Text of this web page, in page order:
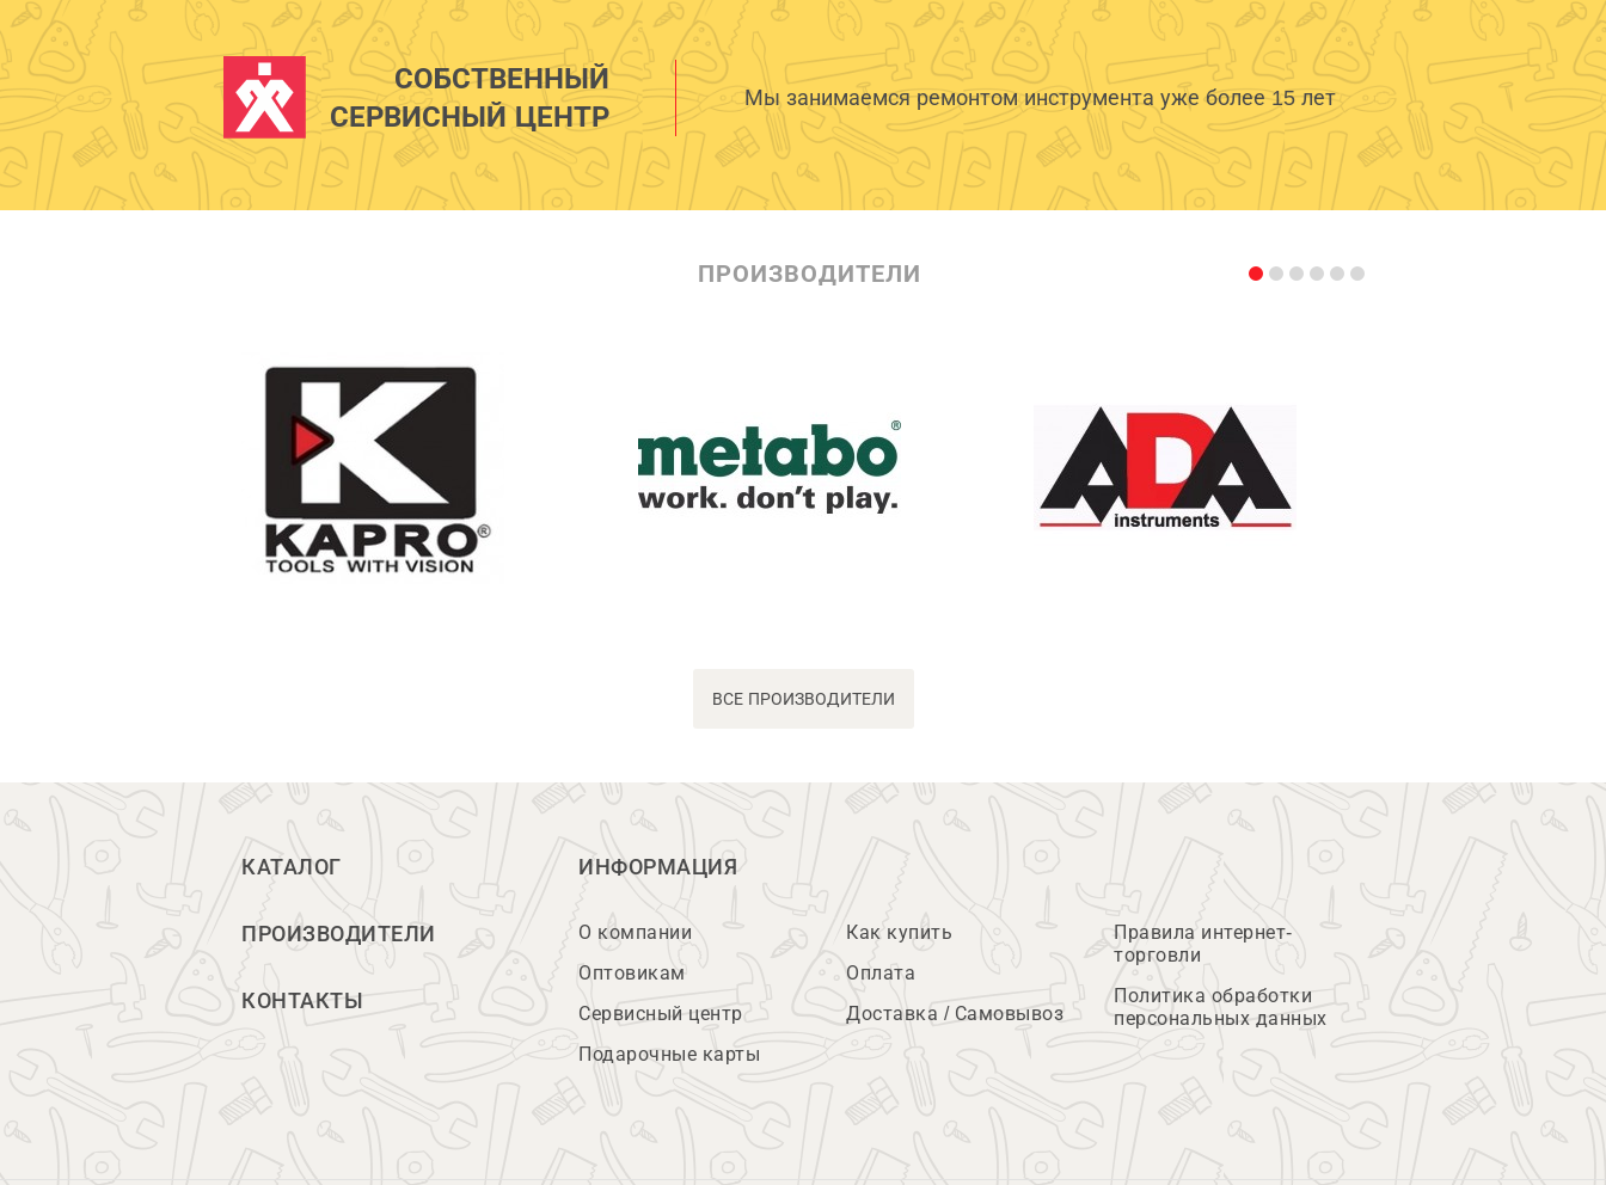
СОБСТВЕННЫЙ
СЕРВИСНЫЙ ЦЕНТР
Мы занимаемся ремонтом инструмента уже более 15 лет
ПРОИЗВОДИТЕЛИ
ВСЕ ПРОИЗВОДИТЕЛИ
КАТАЛОГ
ПРОИЗВОДИТЕЛИ
КОНТАКТЫ
ИНФОРМАЦИЯ
О компании
Оптовикам
Сервисный центр
Подарочные карты
Как купить
Оплата
Доставка / Самовывоз
Правила интернет-
торговли
Политика обработки
персональных данных